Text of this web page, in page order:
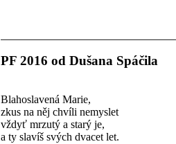
PF 2016 od Dušana Spáčila
Blahoslavená Marie,
zkus na něj chvíli nemyslet
vždyť mrzutý a starý je,
a ty slavíš svých dvacet let.